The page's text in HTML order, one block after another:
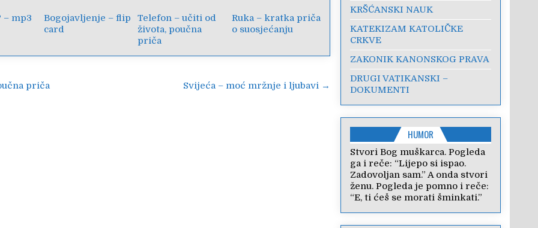
– mp3
Bogojavljenje – flip
card
Telefon – učiti od
života, poučna
priča
Ruka – kratka priča
o suosjećanju
priča Svijeća – moć mržnje i ljubavi →
KRŠĆANSKI NAUK
KATEKIZAM KATOLIČKE
CRKVE
ZAKONIK KANONSKOG PRAVA
DRUGI VATIKANSKI –
DOKUMENTI
HUMOR
Stvori Bog muškarca. Pogleda
ga i reče: “Lijepo si ispao.
Zadovoljan sam.” A onda stvori
ženu. Pogleda je pomno i reče:
“E, ti ćeš se morati šminkati.”